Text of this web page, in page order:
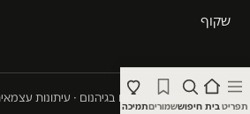
תפריטבית חיפוששמוריםתמיכה
שקוף
© 2026 המקום הכי חם בגיהנום · עיתונות עצמאית חוקרת